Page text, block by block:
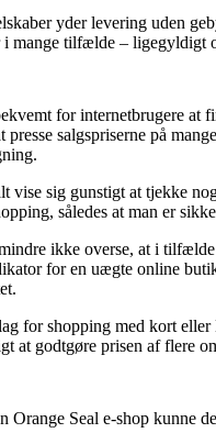
yder levering uden
i mange tilfælde –
for internetbrugere at
presse salgspriserne på
vise sig gunstigt at tjekke
således at man er
ikke overse, at i
for en uægte online
for shopping med kort
at godtgøre prisen af flere
Orange Seal e-shop kunne